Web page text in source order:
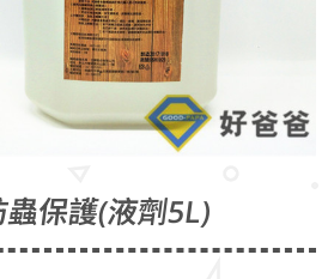
保護(液劑5L)